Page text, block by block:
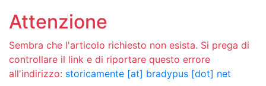
Attenzione
Sembra che l'articolo richiesto non esista. Si prega di
controllare il link e di riportare questo errore
all'indirizzo: storicamente [at] bradypus [dot] net